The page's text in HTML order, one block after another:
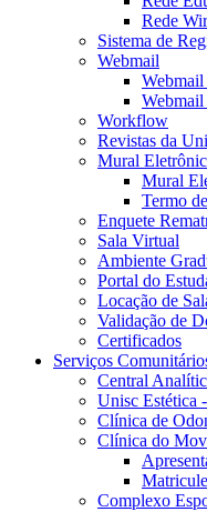
Rede
Sistema de
Webmail
Workflow
Revistas da
Mural
Mural
Termo
Enquete
Sala Virtual
Ambiente
Portal do
Locação de
Validação de
Certificados
Serviços
Central
Unisc Estética
Clínica de
Clínica do
Complexo